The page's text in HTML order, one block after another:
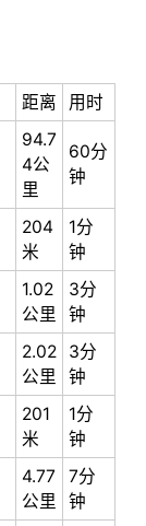
距离 用时
94.7
4公
里
60分
钟
204
米
1分
钟
1.02
公里
3分
钟
2.02
公里
3分
钟
201
米
1分
钟
4.77
公里
7分
钟